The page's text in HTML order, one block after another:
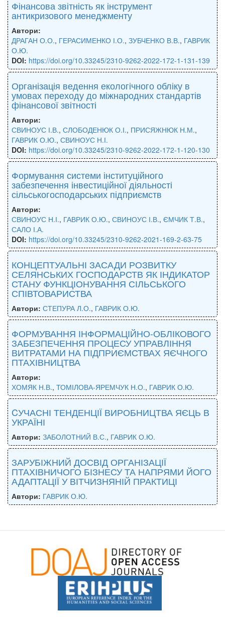
Фінансова звітність як інструмент
антикризового менеджменту
Автори:
ДРАГАН О.О., ГЕРАСИМЕНКО І.О., ЗУБЧЕНКО В.В., ГАВРИК
О.Ю.
DOI: https://doi.org/10.33245/2310-9262-2022-172-1-131-139
Організація ведення екологічного обліку в
умовах переходу до міжнародних стандартів
фінансової звітності
Автори:
СВИНОУС І.В., СЛОБОДЕНЮК О.І., ПРИСЯЖНЮК Н.М.,
ГАВРИК О.Ю., СВИНОУС Н.І.
DOI: https://doi.org/10.33245/2310-9262-2022-172-1-120-130
Формування системи інституційного
забезпечення інвестиційної діяльності
сільськогосподарських підприємств
Автори:
СВИНОУС Н.І., ГАВРИК О.Ю., СВИНОУС І.В., ЄМЧИК Т.В.,
САЛО І.А.
DOI: https://doi.org/10.33245/2310-9262-2021-169-2-63-75
КОНЦЕПТУАЛЬНІ ЗАСАДИ РОЗВИТКУ
СЕЛЯНСЬКИХ ГОСПОДАРСТВ ЯК ІНДИКАТОР
СТАНУ ФУНКЦІОНУВАННЯ СІЛЬСЬКОГО
СПІВТОВАРИСТВА
Автори: СТЕПУРА Л.О., ГАВРИК О.Ю.
ФОРМУВАННЯ ІНФОРМАЦІЙНО-ОБЛІКОВОГО
ЗАБЕЗПЕЧЕННЯ ПРОЦЕСУ УПРАВЛІННЯ
ВИТРАТАМИ НА ПІДПРИЄМСТВАХ ЯЄЧНОГО
ПТАХІВНИЦТВА
Автори:
ХОМЯК Н.В., ТОМІЛОВА-ЯРЕМЧУК Н.О., ГАВРИК О.Ю.
CУЧАСНІ ТЕНДЕНЦІЇ ВИРОБНИЦТВА ЯЄЦЬ В
УКРАЇНІ
Автори: ЗАБОЛОТНИЙ В.С., ГАВРИК О.Ю.
ЗАРУБІЖНИЙ ДОСВІД ОРГАНІЗАЦІЇ
ПТАХІВНИЧОГО БІЗНЕСУ ТА НАПРЯМИ ЙОГО
АДАПТАЦІЇ У ВІТЧИЗНЯНІЙ ПРАКТИЦІ
Автори: ГАВРИК О.Ю.